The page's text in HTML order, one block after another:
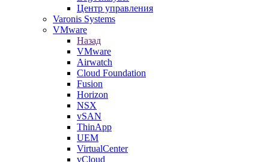
Центр управления
Varonis Systems
VMware
Назад
VMware
Airwatch
Cloud Foundation
Fusion
Horizon
NSX
vSAN
ThinApp
UEM
VirtualCenter
vCloud